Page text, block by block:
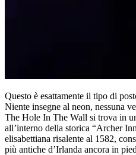
Questo è esattamente il tipo di
Niente insegne al neon, nessuna
The Hole In The Wall si trova in
all’interno della storica “Archer
elisabettiana risalente al 1582,
più antiche d’Irlanda ancora in